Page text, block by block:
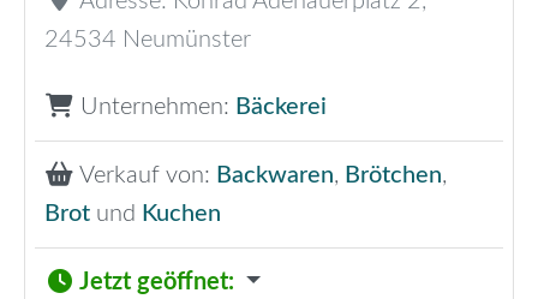
24534 Neumünster
Unternehmen: Bäckerei
Verkauf von: Backwaren, Brötchen,
Brot und Kuchen
Jetzt geöffnet: